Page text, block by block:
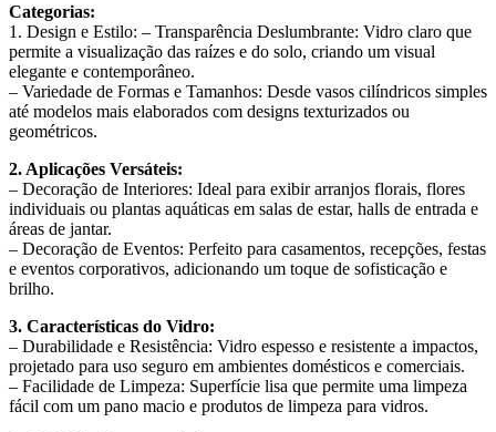
Categorias:
1. Design e Estilo: – Transparência Deslumbrante: Vidro claro que
permite a visualização das raízes e do solo, criando um visual
elegante e contemporâneo.
– Variedade de Formas e Tamanhos: Desde vasos cilíndricos simples
até modelos mais elaborados com designs texturizados ou
geométricos.
2. Aplicações Versáteis:
– Decoração de Interiores: Ideal para exibir arranjos florais, flores
individuais ou plantas aquáticas em salas de estar, halls de entrada e
áreas de jantar.
– Decoração de Eventos: Perfeito para casamentos, recepções, festas
e eventos corporativos, adicionando um toque de sofisticação e
brilho.
3. Características do Vidro:
– Durabilidade e Resistência: Vidro espesso e resistente a impactos,
projetado para uso seguro em ambientes domésticos e comerciais.
– Facilidade de Limpeza: Superfície lisa que permite uma limpeza
fácil com um pano macio e produtos de limpeza para vidros.